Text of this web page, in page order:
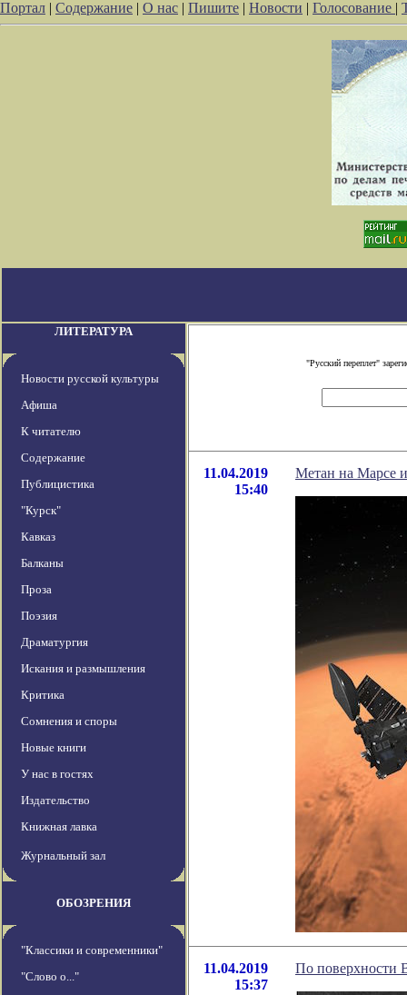
Портал | Содержание | О нас | Пишите | Новости | Голосование |
ЛИТЕРАТУРА
Новости русской культуры
Афиша
К читателю
Содержание
Публицистика
"Курск"
Кавказ
Балканы
Проза
Поэзия
Драматургия
Искания и размышления
Критика
Сомнения и споры
Новые книги
У нас в гостях
Издательство
Книжная лавка
Журнальный зал
ОБОЗРЕНИЯ
"Классики и современники"
"Слово о..."
"Русский переплет"
11.04.2019
15:40
Метан на Марсе
11.04.2019
15:37
По поверхности